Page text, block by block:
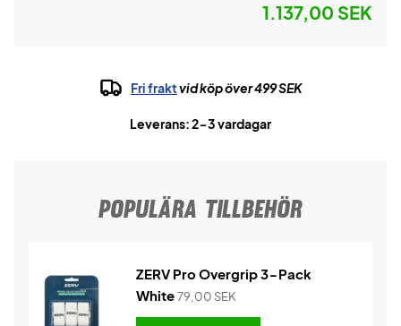
1.137,00 SEK
Fri fraktvid köp över 499 SEK
Leverans: 2-3 vardagar
POPULÄRA TILLBEHÖR
ZERV Pro Overgrip 3-Pack
White79,00 SEK